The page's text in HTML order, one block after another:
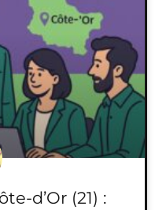
d’Or (21) :